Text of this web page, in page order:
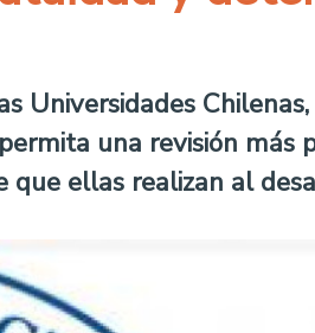
Universidades
una revisión más
ellas realizan al